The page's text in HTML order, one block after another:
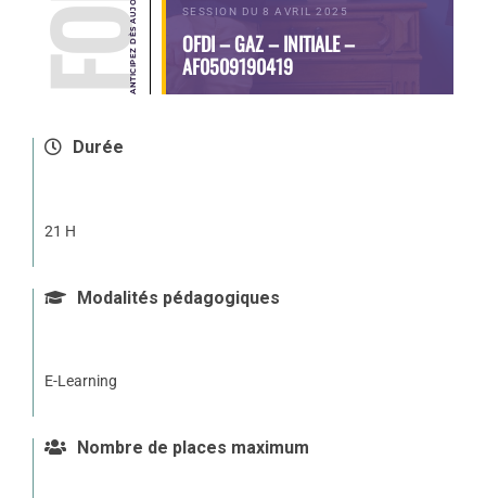
SESSION DU 8 AVRIL 2025
OFDI – GAZ – INITIALE –
AF0509190419
Durée
21 H
Modalités pédagogiques
E-Learning
Nombre de places maximum